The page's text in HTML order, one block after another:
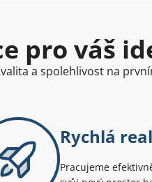
pro váš
a spolehlivost na
Rychlá
Pracujeme